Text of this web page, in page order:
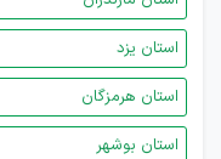
استان یزد
استان هرمزگان
استان بوشهر